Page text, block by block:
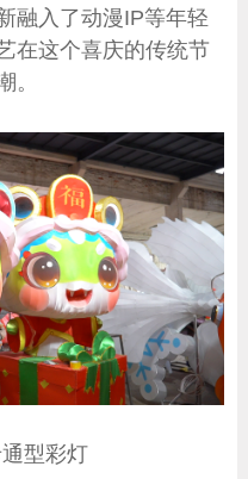
融入了动漫IP等年轻
在这个喜庆的传统节
。
型彩灯